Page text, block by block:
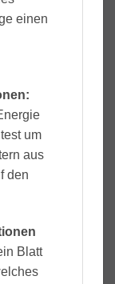
einen
um
aus
den
Blatt